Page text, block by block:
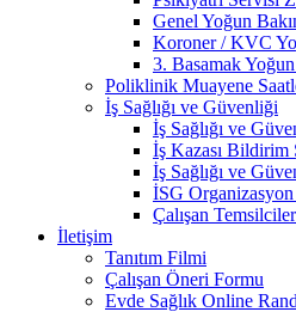
Genel Yoğun
Koroner / KVC
3. Basamak
Poliklinik Muayene
İş Sağlığı ve Güvenliği
İş Sağlığı ve
İş Kazası Bildirim
İş Sağlığı ve
İSG Organizasyon
Çalışan
İletişim
Tanıtım Filmi
Çalışan Öneri Formu
Evde Sağlık Online